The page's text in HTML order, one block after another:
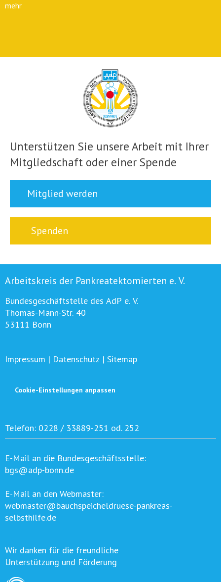
mehr
Unterstützen Sie unsere Arbeit mit Ihrer
Mitgliedschaft oder einer Spende
Mitglied werden
Spenden
Arbeitskreis der Pankreatektomierten e. V.
Bundesgeschäftstelle des AdP e. V.
Thomas-Mann-Str. 40
53111 Bonn
Impressum | Datenschutz | Sitemap
Cookie-Einstellungen anpassen
Telefon: 0228 / 33889-251 od. 252
E-Mail an die Bundesgeschäftsstelle:
bgs@adp-bonn.de
E-Mail an den Webmaster:
webmaster@bauchspeicheldruese-pankreas-
selbsthilfe.de
Wir danken für die freundliche
Unterstützung und Förderung